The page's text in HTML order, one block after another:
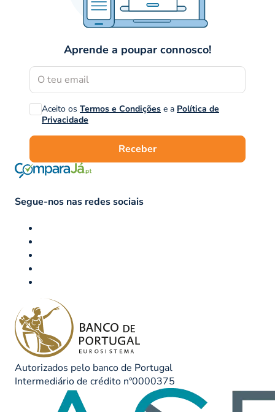
Aprende a poupar connosco!
Aceito os Termos e Condições e a Política de
Privacidade
Receber
Segue-nos nas redes sociais
Autorizados pelo banco de Portugal
Intermediário de crédito nº0000375